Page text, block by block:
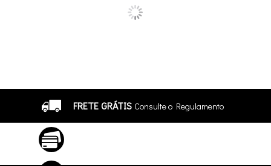
FRETE GRÁTIS Consulte o Regulamento